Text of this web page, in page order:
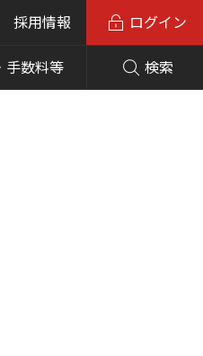
採用情報
手数料等 検索
ログイン